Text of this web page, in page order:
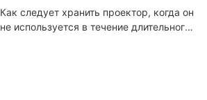
Как следует хранить проектор, когда он
не используется в течение длительного